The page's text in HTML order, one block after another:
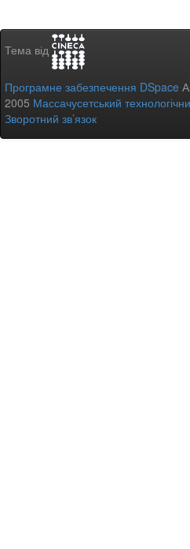
Тема від
Програмне забезпечення DSpace
2005 Массачусетський
Зворотний зв’язок